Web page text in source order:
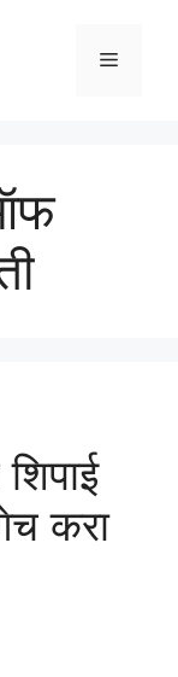
Menu
करा